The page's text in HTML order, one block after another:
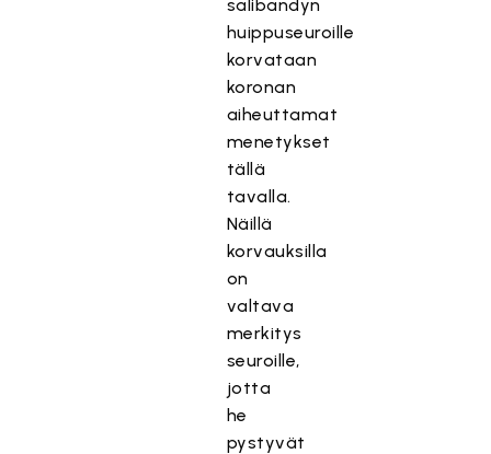
salibandyn
huippuseuroille
korvataan
koronan
aiheuttamat
menetykset
tällä
tavalla.
Näillä
korvauksilla
on
valtava
merkitys
seuroille,
jotta
he
pystyvät